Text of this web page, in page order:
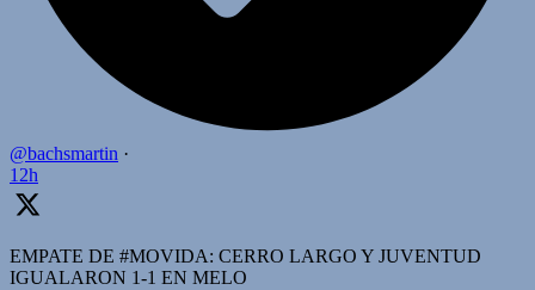
@bachsmartin ·
12h
EMPATE DE #MOVIDA: CERRO LARGO Y JUVENTUD
IGUALARON 1-1 EN MELO